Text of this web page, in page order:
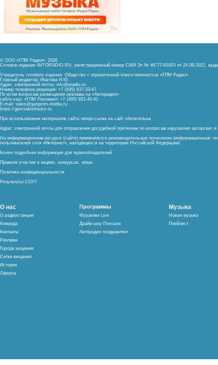
© ООО «ГПМ Радио», 2026
Сетевое издание AVTORADIO.RU, регистрационный номер СМИ Эл № ФС77-81953 от 24.09.2021,
Учредитель сетевого издания: Общество с ограниченной ответственностью «ГПМ Радио»
Главный редактор: Ипатова И.Ю.
Адрес электронной почты: info@aradio.ru
Номер телефона редакции: +7 (495) 937-33-67
По всем вопросам размещения рекламы на «Авторадио»
сейлз-хаус «ГПМ Реклама»: +7 (495) 921-40-41
E-mail: sales@gazprom-media.ru
https://gpmsaleshouse.ru
При использовании материалов сайта гиперссылка на сайт обязательна
Адрес электронной почты для отправления досудебной претензии по вопросам нарушения авторских
На информационном ресурсе (сайте) применяются рекомендательные технологии (информационные
пользователей сети «Интернет», находящихся на территории Российской Федерации)
Более подробная информация для правообладателей
Правила участия в акциях, конкурсах, играх
Политика конфиденциальности
Результаты СОУТ
О нас
О радиостанции
Команда
Контакты
Реклама
Города вещания
Сетка вещания
История
Оферта
Программы
Мурзилки Live
Драйв-шоу Поехали
Авторадио поздравляет
Музыка
Новая музыка
Плейлист